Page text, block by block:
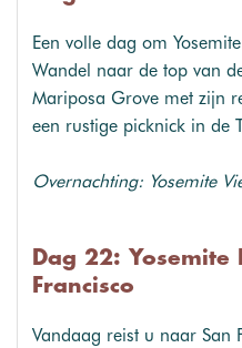
Een volle dag om
Wandel naar de top van
Mariposa Grove met zijn
een rustige picknick in de
Overnachting: Yosemite
Dag 22: Yosemite
Francisco
Vandaag reist u naar San